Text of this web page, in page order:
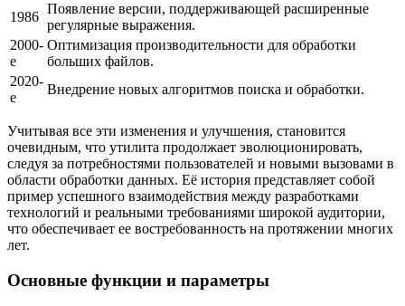
1986
Появление версии, поддерживающей расширенные
регулярные выражения.
2000-
е
Оптимизация производительности для обработки
больших файлов.
2020-
е
Внедрение новых алгоритмов поиска и обработки.
Учитывая все эти изменения и улучшения, становится
очевидным, что утилита продолжает эволюционировать,
следуя за потребностями пользователей и новыми вызовами в
области обработки данных. Её история представляет собой
пример успешного взаимодействия между разработками
технологий и реальными требованиями широкой аудитории,
что обеспечивает ее востребованность на протяжении многих
лет.
Основные функции и параметры